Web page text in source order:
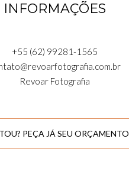
INFORMAÇÕES
+55 (62) 99281-1565
Revoar Fotografia
PEÇA JÁ SEU ORÇAMENTO